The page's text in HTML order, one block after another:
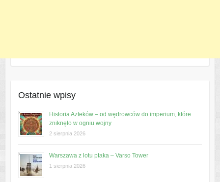
Ostatnie wpisy
Historia Azteków – od wędrowców do imperium, które
zniknęło w ogniu wojny
2 sierpnia 2026
Warszawa z lotu ptaka – Varso Tower
1 sierpnia 2026